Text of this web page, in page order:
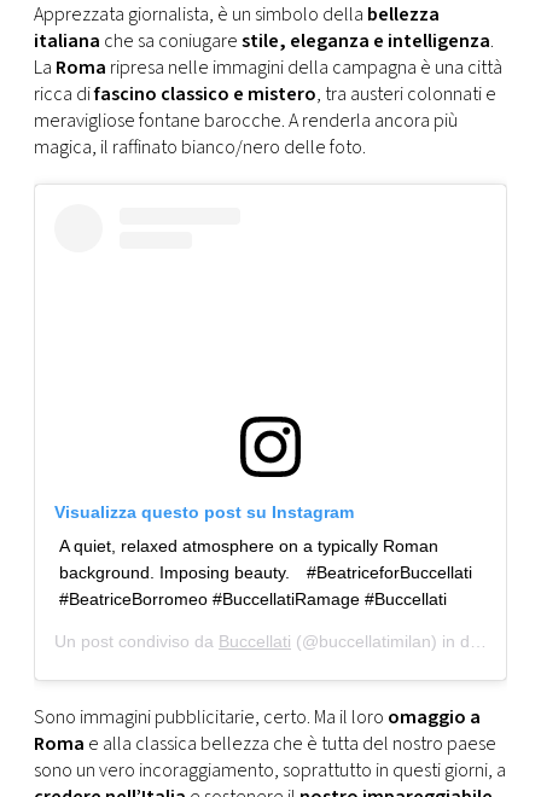
Apprezzata giornalista, è un simbolo della bellezza
italiana che sa coniugarestile, eleganza e intelligenza.
La Roma ripresa nelle immagini della campagna è una città
ricca difascino classico e mistero, tra austeri colonnati e
meravigliose fontane barocche. A renderla ancora più
magica, il raffinato bianco/nero delle foto.
Visualizza questo post su Instagram
A quiet, relaxed atmosphere on a typically Roman
background. Imposing beauty.⠀ #BeatriceforBuccellati
#BeatriceBorromeo #BuccellatiRamage #Buccellati
Un post condiviso da Buccellati (@buccellatimilan) in data:
Sono immagini pubblicitarie, certo. Ma il loro omaggio a
Roma e alla classica bellezza che è tutta del nostro paese
sono un vero incoraggiamento, soprattutto in questi giorni, a